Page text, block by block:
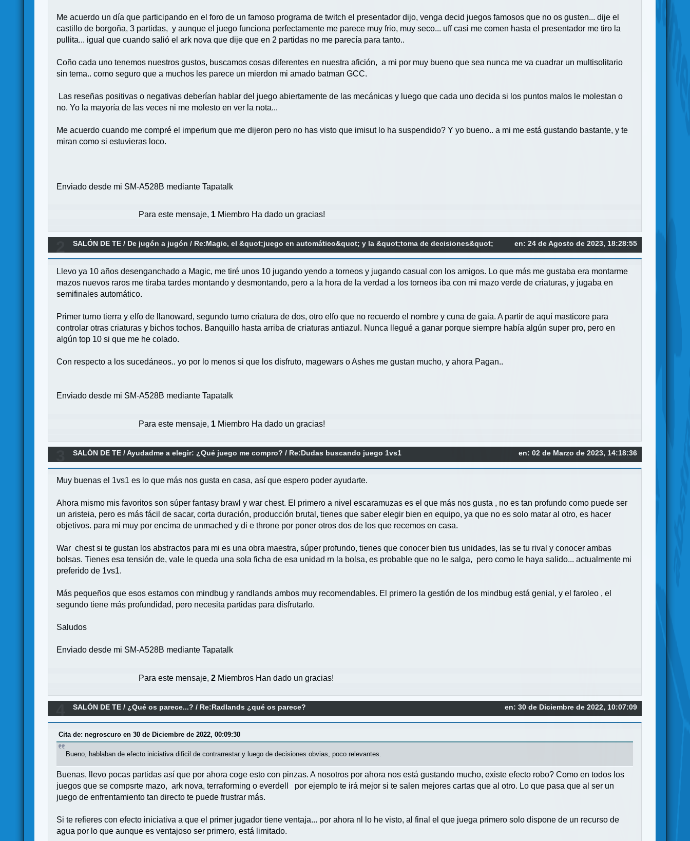
Me acuerdo un día que participando en el foro de un famoso programa de twitch el presentador dijo, venga decid juegos famosos que no os gusten... dije el
castillo de borgoña, 3 partidas, y aunque el juego funciona perfectamente me parece muy frio, muy seco... uff casi me comen hasta el presentador me tiro la
pullita... igual que cuando salió el ark nova que dije que en 2 partidas no me parecía para tanto..
Coño cada uno tenemos nuestros gustos, buscamos cosas diferentes en nuestra afición, a mi por muy bueno que sea nunca me va cuadrar un multisolitario
sin tema.. como seguro que a muchos les parece un mierdon mi amado batman GCC.
Las reseñas positivas o negativas deberían hablar del juego abiertamente de las mecánicas y luego que cada uno decida si los puntos malos le molestan o
no. Yo la mayoría de las veces ni me molesto en ver la nota...
Me acuerdo cuando me compré el imperium que me dijeron pero no has visto que imisut lo ha suspendido? Y yo bueno.. a mi me está gustando bastante, y te
miran como si estuvieras loco.
Enviado desde mi SM-A528B mediante Tapatalk
Para este mensaje, 1 Miembro Ha dado un gracias!
en: 24 de Agosto de 2023, 18:28:55
SALÓN DE TE / De jugón a jugón / Re:Magic, el &quot;juego en automático&quot; y la &quot;toma de decisiones&quot;
Llevo ya 10 años desenganchado a Magic, me tiré unos 10 jugando yendo a torneos y jugando casual con los amigos. Lo que más me gustaba era montarme
mazos nuevos raros me tiraba tardes montando y desmontando, pero a la hora de la verdad a los torneos iba con mi mazo verde de criaturas, y jugaba en
semifinales automático.
Primer turno tierra y elfo de llanoward, segundo turno criatura de dos, otro elfo que no recuerdo el nombre y cuna de gaia. A partir de aquí masticore para
controlar otras criaturas y bichos tochos. Banquillo hasta arriba de criaturas antiazul. Nunca llegué a ganar porque siempre había algún super pro, pero en
algún top 10 si que me he colado.
Con respecto a los sucedáneos.. yo por lo menos si que los disfruto, magewars o Ashes me gustan mucho, y ahora Pagan..
Enviado desde mi SM-A528B mediante Tapatalk
Para este mensaje, 1 Miembro Ha dado un gracias!
en: 02 de Marzo de 2023, 14:18:36
SALÓN DE TE /Ayudadme a elegir: ¿Qué juego me compro? / Re:Dudas buscando juego 1vs1
Muy buenas el 1vs1 es lo que más nos gusta en casa, así que espero poder ayudarte.
Ahora mismo mis favoritos son súper fantasy brawl y war chest. El primero a nivel escaramuzas es el que más nos gusta , no es tan profundo como puede ser
un aristeia, pero es más fácil de sacar, corta duración, producción brutal, tienes que saber elegir bien en equipo, ya que no es solo matar al otro, es hacer
objetivos. para mi muy por encima de unmached y di e throne por poner otros dos de los que recemos en casa.
War chest si te gustan los abstractos para mi es una obra maestra, súper profundo, tienes que conocer bien tus unidades, las se tu rival y conocer ambas
bolsas. Tienes esa tensión de, vale le queda una sola ficha de esa unidad rn la bolsa, es probable que no le salga, pero como le haya salido... actualmente mi
preferido de 1vs1.
Más pequeños que esos estamos con mindbug y randlands ambos muy recomendables. El primero la gestión de los mindbug está genial, y el faroleo , el
segundo tiene más profundidad, pero necesita partidas para disfrutarlo.
Saludos
Enviado desde mi SM-A528B mediante Tapatalk
Para este mensaje,2 Miembros Han dado un gracias!
en: 30 de Diciembre de 2022, 10:07:09
SALÓN DE TE / ¿Qué os parece...? / Re:Radlands ¿qué os parece?
Cita de: negroscuro en 30 de Diciembre de 2022, 00:09:30
Bueno, hablaban de efecto iniciativa dificil de contrarrestar y luego de decisiones obvias, poco relevantes.
Buenas, llevo pocas partidas así que por ahora coge esto con pinzas. A nosotros por ahora nos está gustando mucho, existe efecto robo? Como en todos los
juegos que se compsrte mazo, ark nova, terraforming o everdell por ejemplo te irá mejor si te salen mejores cartas que al otro. Lo que pasa que al ser un
juego de enfrentamiento tan directo te puede frustrar más.
Si te refieres con efecto iniciativa a que el primer jugador tiene ventaja... por ahora nl lo he visto, al final el que juega primero solo dispone de un recurso de
agua por lo que aunque es ventajoso ser primero, está limitado.